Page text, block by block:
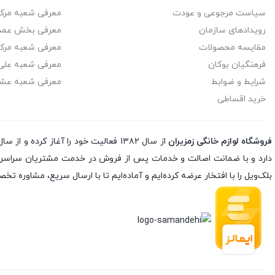
استریم 2
استیل البرز
اسکالا
اسنوا 31
اکبر برادران 3
اکتای
اکسنت 4
اگزیدو
نوشیدنی ساز
یخچال و فریزر
سیاست مرجوعی و عودت
رویدادهای سازمان
مقایسه محصولات
فرهنگیان بوکان
شرایط و ضوابط
خرید اقساطی
معرفی شعبه
معرفی بخش
معرفی شعبه
معرفی شعبه علی
معرفی شعبه
فروشگاه لوازم خانگی زمزیران
دارد و با ضمانت اصالت و خدمات پس از فروش در خدمت مشتریان سراسر
بلک‌ویل را با افتخار عرضه کرده‌ایم و آماده‌ایم تا با ارسال سریع،